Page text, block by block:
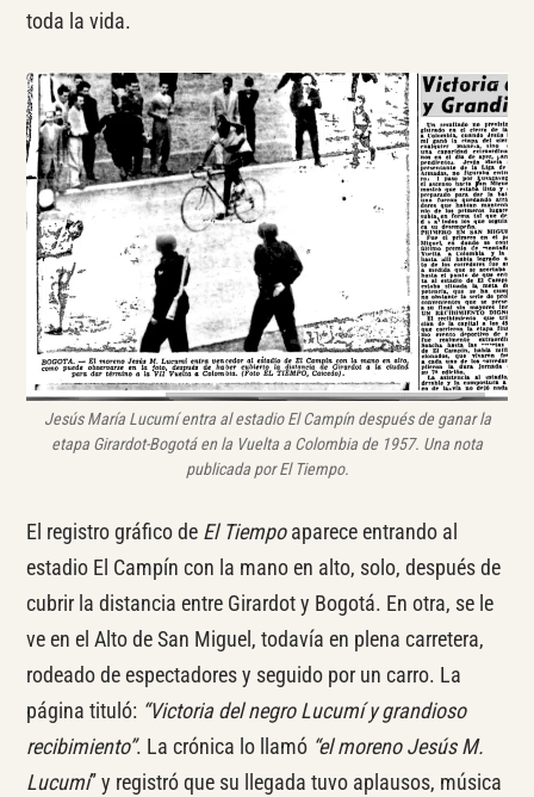
toda la vida.
Jesús María Lucumí entra al estadio El Campín después de ganar la
etapa Girardot-Bogotá en la Vuelta a Colombia de 1957. Una nota
publicada por El Tiempo.
El registro gráfico de El Tiempoaparece entrando al
estadio El Campín con la mano en alto, solo, después de
cubrir la distancia entre Girardot y Bogotá. En otra, se le
ve en el Alto de San Miguel, todavía en plena carretera,
rodeado de espectadores y seguido por un carro. La
página tituló: “Victoria del negro Lucumí y grandioso
recibimiento”. La crónica lo llamó “el moreno Jesús M.
Lucumí” y registró que su llegada tuvo aplausos, música